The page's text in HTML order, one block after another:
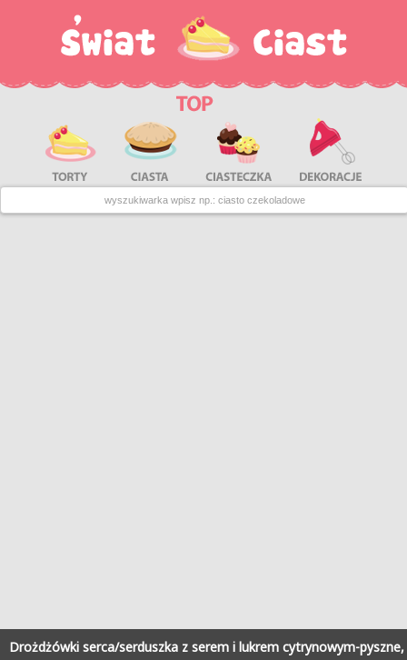
Drożdżówki serca/serduszka z serem i lukrem cytrynowym-pyszne,